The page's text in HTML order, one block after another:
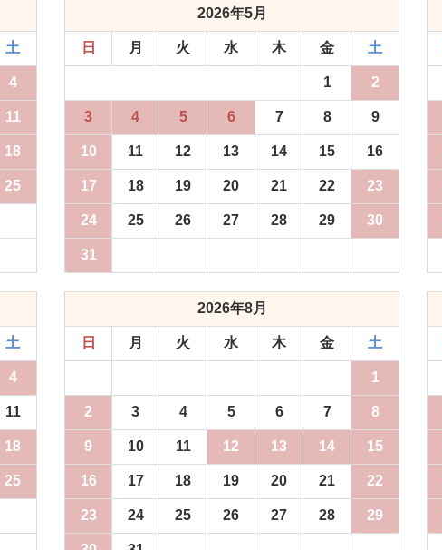
土
4
11
18
25
2026年5月
日 月 火 水 木 金 土
1 2
3 4 5 6 7 8 9
10 11 12 13 14 15 16
17 18 19 20 21 22 23
24 25 26 27 28 29 30
31
土
4
11
18
25
2026年8月
日 月 火 水 木 金 土
1
2 3 4 5 6 7 8
9 10 11 12 13 14 15
16 17 18 19 20 21 22
23 24 25 26 27 28 29